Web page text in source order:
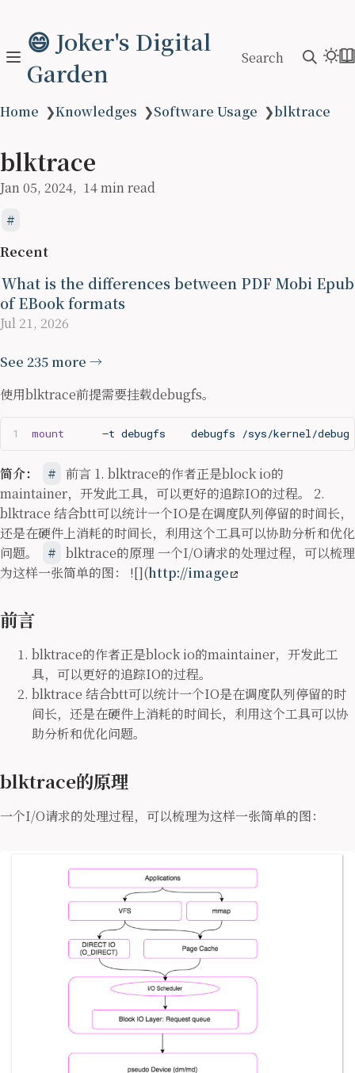
😄 Joker's Digital
Garden
Search
Home ❯Knowledges ❯Software Usage ❯blktrace
blktrace
Jan 05, 2024 14 min read
Recent
What is the differences between PDF Mobi Epub
of EBook formats
Jul 21, 2026
See 235 more →
使用blktrace前提需要挂载debugfs。
mount
      –t
debugfs
    debugfs
/sys/kernel/debug
简介：
前言 1. blktrace的作者正是block io的
maintainer，开发此工具，可以更好的追踪IO的过程。 2.
blktrace 结合btt可以统计一个IO是在调度队列停留的时间长，
还是在硬件上消耗的时间长，利用这个工具可以协助分析和优化
问题。
blktrace的原理 一个I/O请求的处理过程，可以梳理
为这样一张简单的图： ![](http://image
前言
blktrace的作者正是block io的maintainer，开发此工
具，可以更好的追踪IO的过程。
blktrace 结合btt可以统计一个IO是在调度队列停留的时
间长，还是在硬件上消耗的时间长，利用这个工具可以协
助分析和优化问题。
blktrace的原理
一个I/O请求的处理过程，可以梳理为这样一张简单的图：